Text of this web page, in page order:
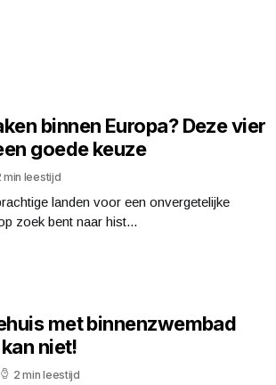
binnen Europa? Deze vier
goede keuze
min leestijd
landen voor een onvergetelijke
zoek bent naar hist...
met binnenzwembad
niet!
2 min leestijd